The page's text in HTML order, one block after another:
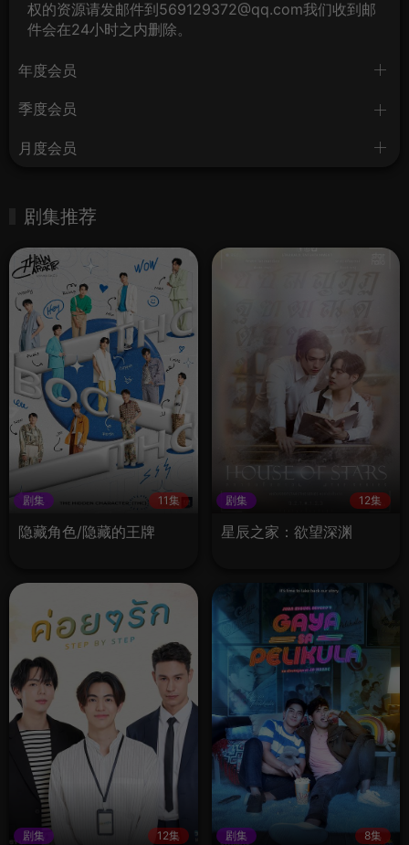
权的资源请发邮件到569129372@qq.com我们收到邮
件会在24小时之内删除。
年度会员
季度会员
月度会员
剧集推荐
剧集 11集
隐藏角色/隐藏的王牌
剧集 12集
星辰之家：欲望深渊
剧集 12集 剧集 8集